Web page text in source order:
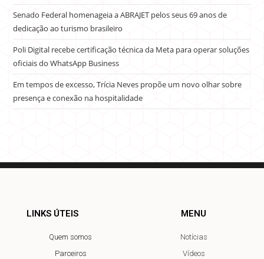
Senado Federal homenageia a ABRAJET pelos seus 69 anos de
dedicação ao turismo brasileiro
Poli Digital recebe certificação técnica da Meta para operar soluções
oficiais do WhatsApp Business
Em tempos de excesso, Trícia Neves propõe um novo olhar sobre
presença e conexão na hospitalidade
LINKS ÚTEIS
Quem somos
Parceiros
MENU
Notícias
Vídeos